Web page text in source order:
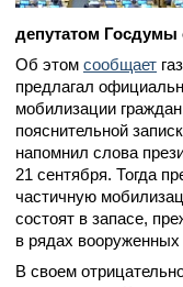
депутатом
Об этом сообщает
предлагал
мобилизации
пояснительной
напомнил слова
21 сентября. Тогда
частичную
состоят в запасе,
в рядах вооруженных
В своем